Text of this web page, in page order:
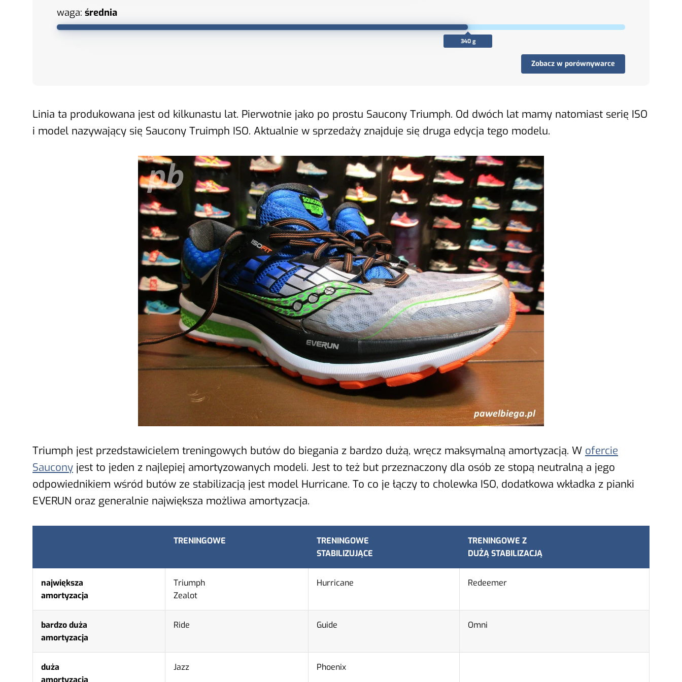
waga: średnia
340 g
Zobacz w porównywarce
Linia ta produkowana jest od kilkunastu lat. Pierwotnie jako po prostu Saucony Triumph. Od dwóch lat mamy natomiast serię ISO
i model nazywający się Saucony Truimph ISO. Aktualnie w sprzedaży znajduje się druga edycja tego modelu.
Triumph jest przedstawicielem treningowych butów do biegania z bardzo dużą, wręcz maksymalną amortyzacją. W ofercie
Saucony jest to jeden z najlepiej amortyzowanych modeli. Jest to też but przeznaczony dla osób ze stopą neutralną a jego
odpowiednikiem wśród butów ze stabilizacją jest model Hurricane. To co je łączy to cholewka ISO, dodatkowa wkładka z pianki
EVERUN oraz generalnie największa możliwa amortyzacja.
TRENINGOWE
TRENINGOWE
STABILIZUJĄCE
TRENINGOWE Z
DUŻĄ STABILIZACJĄ
największa
amortyzacja
Triumph
Zealot
Hurricane Redeemer
bardzo duża
amortyzacja
Ride Guide Omni
duża
Jazz Phoenix